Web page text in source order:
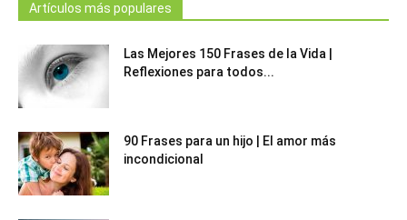
Artículos más populares
Las Mejores 150 Frases de la Vida |
Reflexiones para todos...
90 Frases para un hijo | El amor más
incondicional